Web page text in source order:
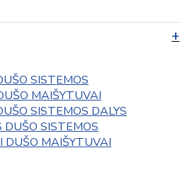
SISTEMOS
MAIŠYTUVAI
SISTEMOS DALYS
DUŠO SISTEMOS
DUŠO MAIŠYTUVAI